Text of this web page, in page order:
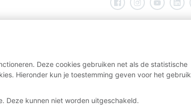
Deze cookies gebruiken net als de statistische
Hieronder kun je toestemming geven voor het gebruik
Deze kunnen niet worden uitgeschakeld.